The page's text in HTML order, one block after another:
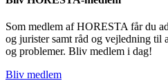
Som medlem af HORESTA får du
og jurister samt råd og vejledning til
og problemer. Bliv medlem i dag!
Bliv medlem